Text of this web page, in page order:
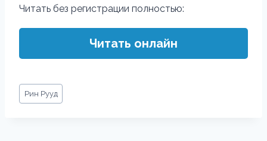
Читать без регистрации полностью:
Читать онлайн
Метки
записи:
Рин Рууд